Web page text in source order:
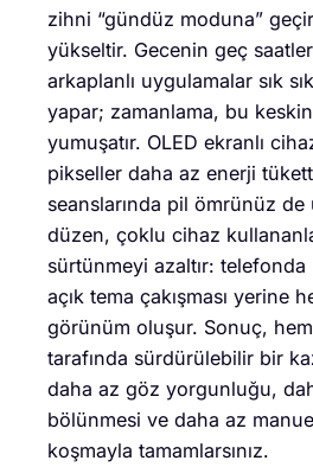
zihni “gündüz moduna”
yükseltir. Gecenin geç
arkaplanlı uygulamalar sık sık
yapar; zamanlama, bu
yumuşatır. OLED ekranlı
pikseller daha az enerji
seanslarında pil ömrünüz
düzen, çoklu cihaz
sürtünmeyi azaltır:
açık tema çakışması yerine
görünüm oluşur. Sonuç,
tarafında sürdürülebilir bir
daha az göz yorgunluğu,
bölünmesi ve daha az
koşmayla tamamlarsınız.